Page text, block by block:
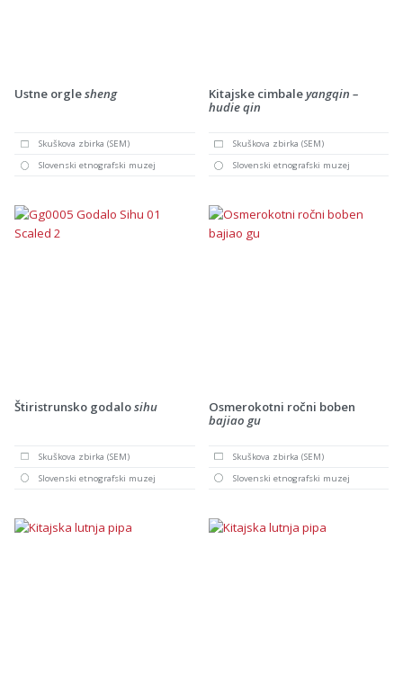
Ustne orglesheng
Skuškova zbirka (SEM)
Slovenski etnografski muzej
Kitajske cimbaleyangqin –
hudie qin
Skuškova zbirka (SEM)
Slovenski etnografski muzej
Štiristrunsko godalosihu
Skuškova zbirka (SEM)
Slovenski etnografski muzej
Osmerokotni ročni boben
bajiao gu
Skuškova zbirka (SEM)
Slovenski etnografski muzej